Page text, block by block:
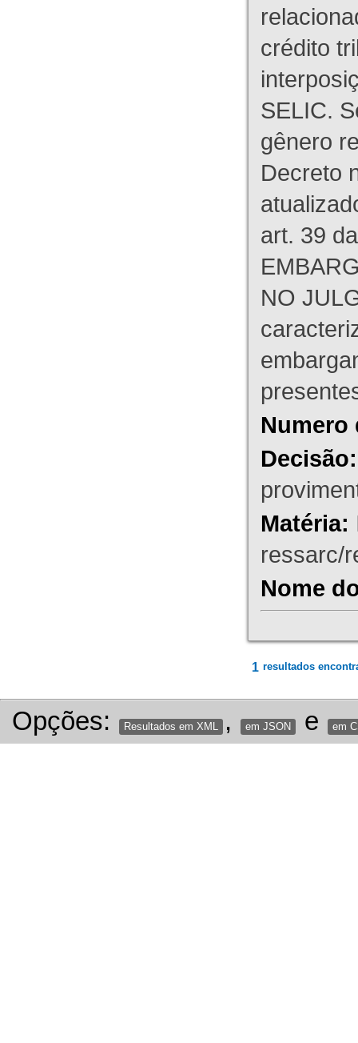
crédito
SELIC.
gênero
Decreto
art. 39
NO
Numero
Decisão:
Matéria:
ressarc/
Nome
1 resultados
Opções: Resultados em XML , em JSON e em